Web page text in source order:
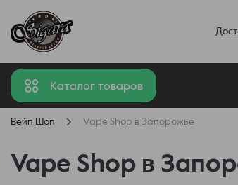
Каталог товаров
Вейп Шоп Vape Shop в Запорожье
Vape Shop в